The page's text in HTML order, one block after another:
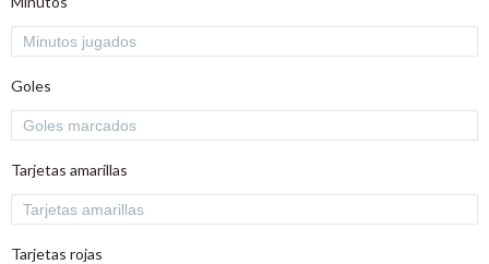
Goles
Tarjetas amarillas
Tarjetas rojas